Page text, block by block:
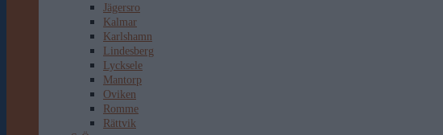
Jägersro
Kalmar
Karlshamn
Lindesberg
Lycksele
Mantorp
Oviken
Romme
Rättvik